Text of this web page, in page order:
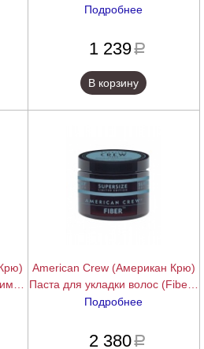
мл.
Подробнее
1 239a
В корзину
American Crew (Американ Крю)
Паста для укладки волос (Fiber),
118 гр.
Подробнее
2 380a